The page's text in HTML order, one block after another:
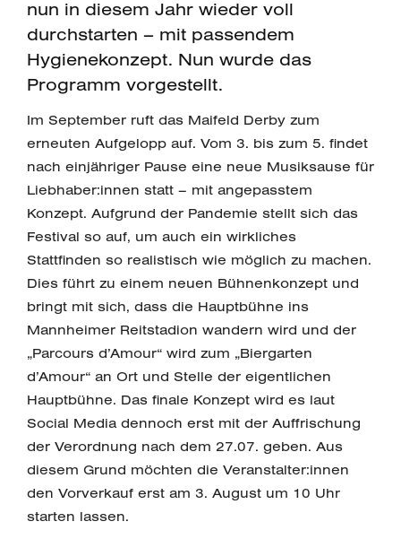
nun in diesem Jahr wieder voll
durchstarten – mit passendem
Hygienekonzept. Nun wurde das
Programm vorgestellt.
Im September ruft das Maifeld Derby zum
erneuten Aufgelopp auf. Vom 3. bis zum 5. findet
nach einjähriger Pause eine neue Musiksause für
Liebhaber:innen statt – mit angepasstem
Konzept. Aufgrund der Pandemie stellt sich das
Festival so auf, um auch ein wirkliches
Stattfinden so realistisch wie möglich zu machen.
Dies führt zu einem neuen Bühnenkonzept und
bringt mit sich, dass die Hauptbühne ins
Mannheimer Reitstadion wandern wird und der
„Parcours d’Amour“ wird zum „Biergarten
d’Amour“ an Ort und Stelle der eigentlichen
Hauptbühne. Das finale Konzept wird es laut
Social Media dennoch erst mit der Auffrischung
der Verordnung nach dem 27.07. geben. Aus
diesem Grund möchten die Veranstalter:innen
den Vorverkauf erst am 3. August um 10 Uhr
starten lassen.